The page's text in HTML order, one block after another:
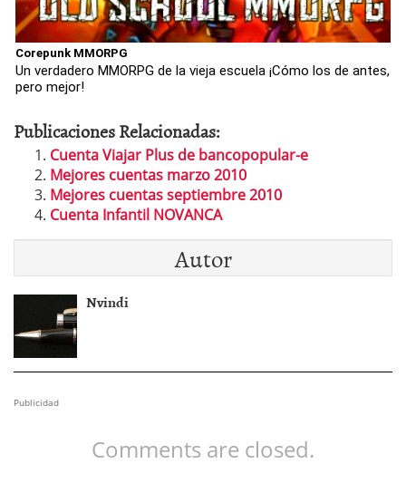
Corepunk MMORPG
Un verdadero MMORPG de la vieja escuela ¡Cómo los de antes,
pero mejor!
Publicaciones Relacionadas:
Cuenta Viajar Plus de bancopopular-e
Mejores cuentas marzo 2010
Mejores cuentas septiembre 2010
Cuenta Infantil NOVANCA
Autor
Nvindi
Publicidad
Comments are closed.